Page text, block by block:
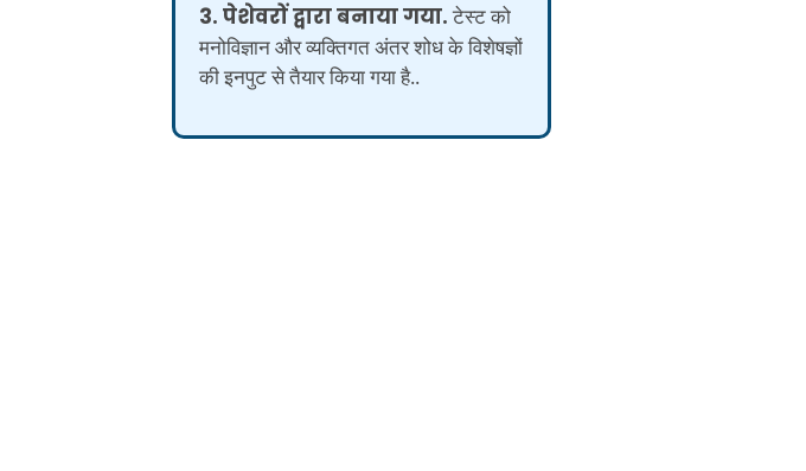
3. पेशेवरों द्वारा बनाया गया.टेस्ट को
मनोविज्ञान और व्यक्तिगत अंतर शोध के विशेषज्ञों
की इनपुट से तैयार किया गया है..